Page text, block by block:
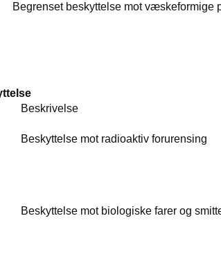
beskyttelse mot væskeformige
mot radioaktiv
biologiske farer og